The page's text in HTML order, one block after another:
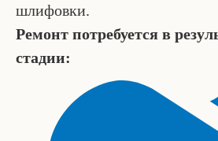
шлифовки.
Ремонт потребуется в
стадии: